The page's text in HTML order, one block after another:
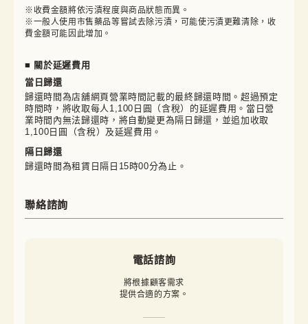
※收費金額將依污漬程度與商品狀態而異。
※一般人使用市售藥品等嘗試去除污漬，可能使污漬更難清除，收
費金額可能因此增加。
■ 關於延遲費用
當日歸還
歸還時間為店舖網頁營業時間記載的最終歸還時間。超過預定
時間時，將收取每人1,100日圓（含稅）的延遲費用。當日營
業時間內無法歸還時，將自動變更為隔日歸還，並追加收取
1,100日圓（含稅）及延遲費用。
隔日歸還
歸還時間為租賃日隔日15時00分為止。
聯絡諮詢
電話諮詢
將根據顧客需求
提供合適的方案。